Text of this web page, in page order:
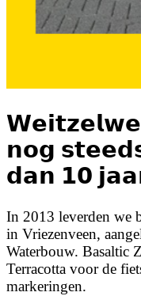
𝗻𝗼𝗴
𝗱𝗮𝗻 𝟭𝟬
In 2013 leverden we
in Vriezenveen,
Waterbouw. Basaltic
Terracotta voor de
markeringen.